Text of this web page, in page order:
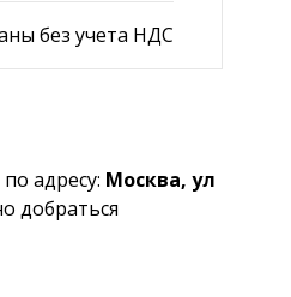
без учета НДС
адресу: Москва, ул
добраться